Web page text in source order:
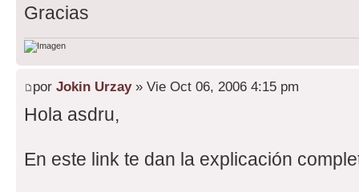
Gracias
por Jokin Urzay» Vie Oct 06, 2006 4:15 pm
Hola asdru,
En este link te dan la explicación